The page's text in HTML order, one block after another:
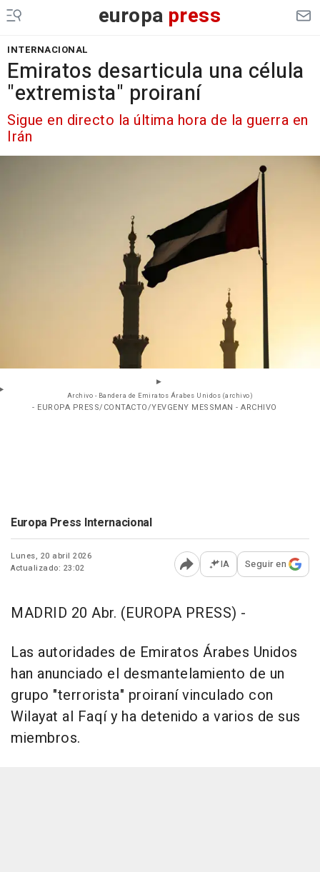
europa press
INTERNACIONAL
Emiratos desarticula una célula
"extremista" proiraní
Sigue en directo la última hora de la guerra en
Irán
Archivo - Bandera de Emiratos Árabes Unidos (archivo)
- EUROPA PRESS/CONTACTO/YEVGENY MESSMAN - ARCHIVO
Europa Press Internacional
Lunes, 20 abril 2026
Actualizado: 23:02
Abrir opciones para
IA Seguir en
MADRID 20 Abr. (EUROPA PRESS) -
Las autoridades de Emiratos Árabes Unidos
han anunciado el desmantelamiento de un
grupo "terrorista" proiraní vinculado con
Wilayat al Faqí y ha detenido a varios de sus
miembros.